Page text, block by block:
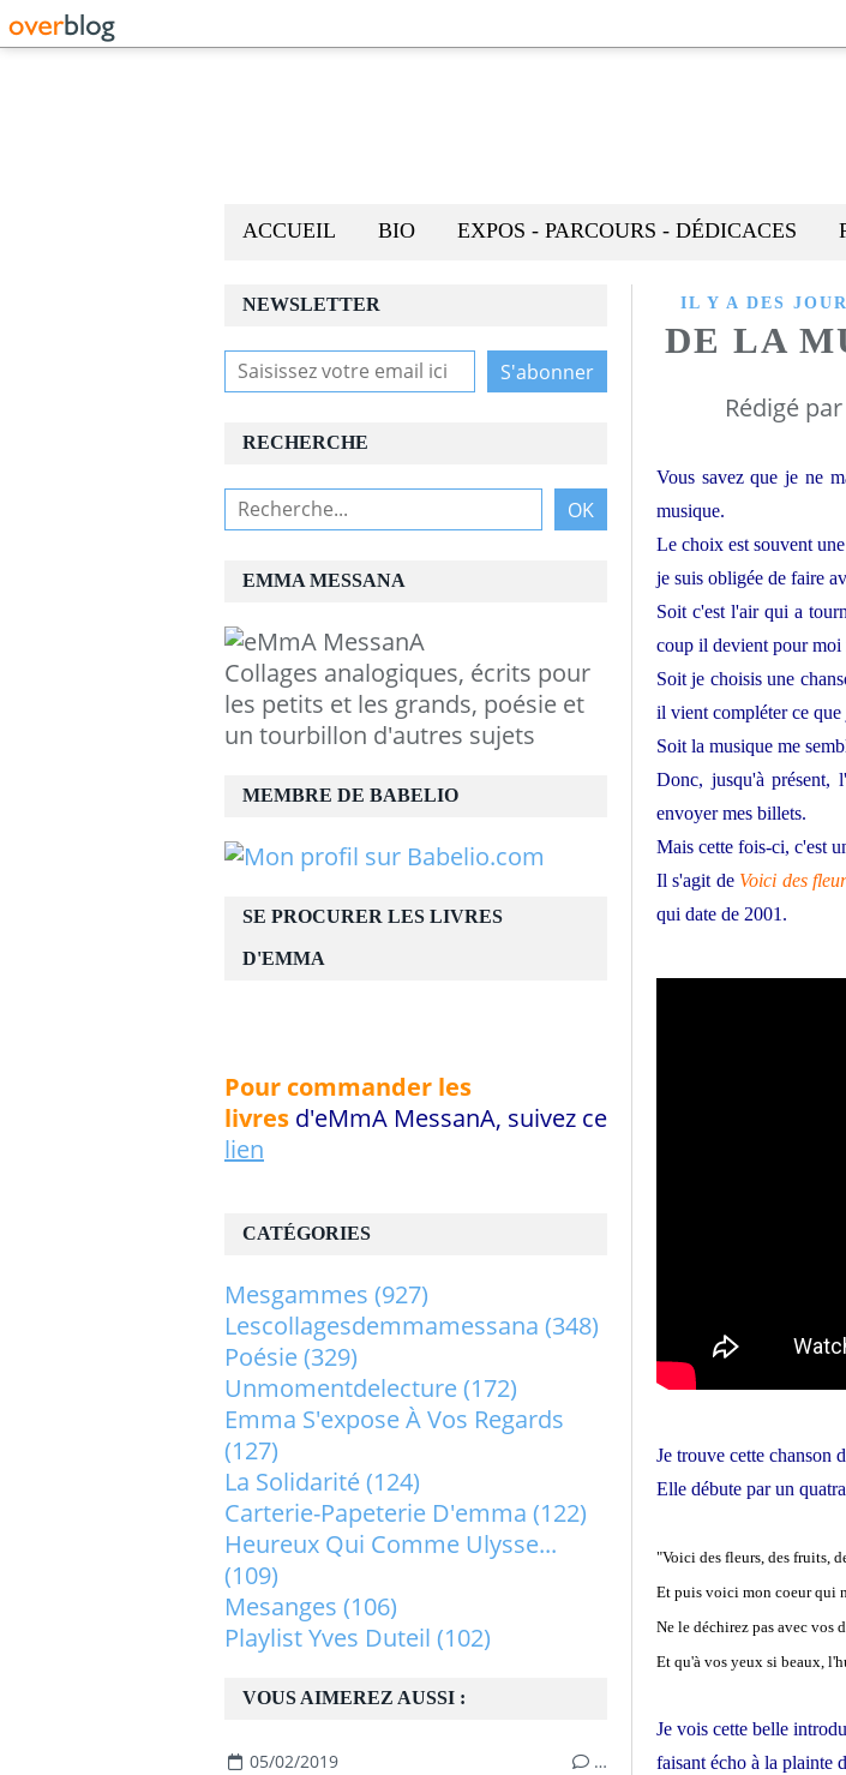
ACCUEIL BIO EXPOS - PARCOURS - DÉDICACES
IL Y A DES
DE LA
Rédigé
Vous savez que je ne
musique.
Le choix est souvent
je suis obligée de faire
Soit c'est l'air qui a
coup il devient pour moi
Soit je choisis une
il vient compléter ce
Soit la musique me
Donc, jusqu'à présent,
envoyer mes billets.
Mais cette fois-ci, c'est
Il s'agit de Voici des
qui date de 2001.
Je trouve cette chanson
Elle débute par un
"Voici des fleurs, des fruits,
Et puis voici mon coeur qui
Ne le déchirez pas avec vos
Et qu'à vos yeux si beaux,
Je vois cette belle
faisant écho à la plainte
NEWSLETTER
RECHERCHE
EMMA MESSANA
Collages analogiques, écrits pour
les petits et les grands, poésie et
un tourbillon d'autres sujets
VOUS AIMEREZ AUSSI :
05/02/2019 …
CATÉGORIES
Mesgammes (927)
Lescollagesdemmamessana (348)
Poésie(329)
Unmomentdelecture(172)
Emma S'expose À Vos Regards
(127)
La Solidarité(124)
Carterie-Papeterie D'emma (122)
Heureux Qui Comme Ulysse...
(109)
Mesanges (106)
Playlist Yves Duteil (102)
MEMBRE DE BABELIO
SE PROCURER LES LIVRES
D'EMMA
Pour commander les
livres d'eMmA MessanA, suivez ce
lien